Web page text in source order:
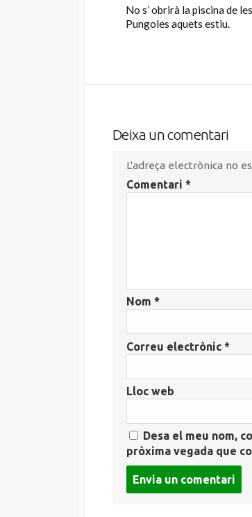
No s’ obrirà la piscina de les
Pungoles aquets estiu.
Deixa un comentari
L'adreça electrònica no
Comentari *
Nom *
Correu electrònic *
Lloc web
Desa el meu nom,
pròxima vegada que